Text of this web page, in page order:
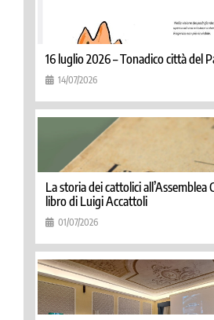
16 luglio 2026 – Tonadico città del
14/07/2026
La storia dei cattolici
libro di Luigi Accattoli
01/07/2026